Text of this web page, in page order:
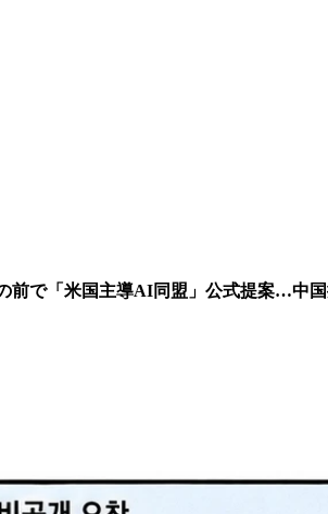
前で「米国主導AI同盟」公式提案…中国